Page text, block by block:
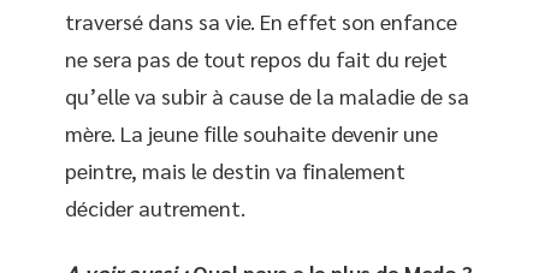
traversé dans sa vie. En effet son enfance
ne sera pas de tout repos du fait du rejet
qu’elle va subir à cause de la maladie de sa
mère. La jeune fille souhaite devenir une
peintre, mais le destin va finalement
décider autrement.